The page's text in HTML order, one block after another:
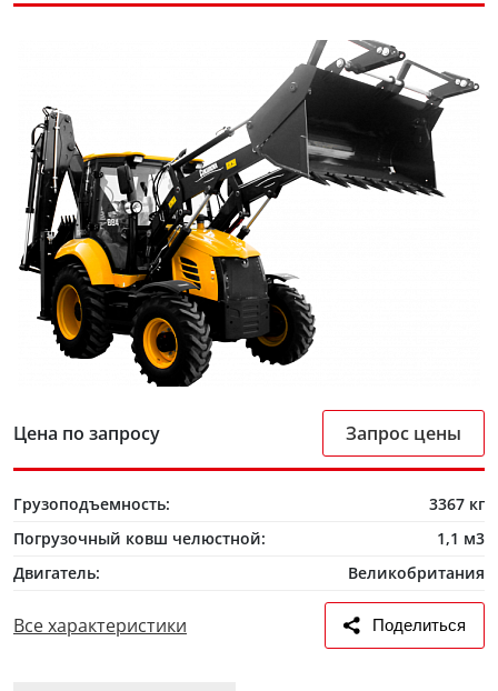
Цена по запросу Запрос цены
Грузоподъемность:
3367 кг
Погрузочный ковш челюстной:
1,1 м3
Двигатель:
Великобритания
Все характеристики Поделиться